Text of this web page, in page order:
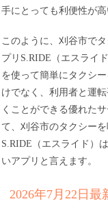
手にとっても利便性が高
このように、刈谷市で
プリS.RIDE（エスライ
を使って簡単にタクシ
けでなく、利用者と運
くことができる優れた
て、刈谷市のタクシー
S.RIDE（エスライド）
いアプリと言えます。
2026年7月22日